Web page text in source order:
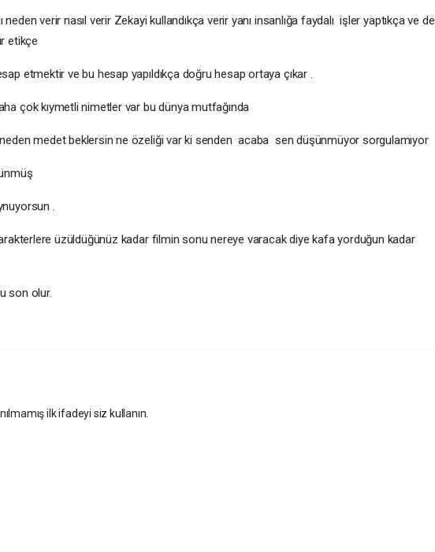
neden verir nasıl verir Zekayi kullandıkça verir yanı insanlığa faydalı işler yaptıkça ve de
etikçe
etmektir ve bu hesap yapıldıkça doğru hesap ortaya çıkar .
çok kıymetli nimetler var bu dünya mutfağında
medet beklersin ne özeliği var ki senden acaba sen düşünmüyor sorgulamıyor
.
üzüldüğünüz kadar filmin sonu nereye varacak diye kafa yorduğun kadar
son olur.
ilk ifadeyi siz kullanın.